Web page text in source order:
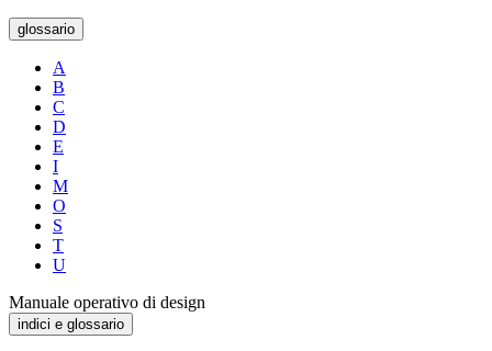
glossario
A
B
C
D
E
I
M
O
S
T
U
Manuale operativo di design
indici e glossario